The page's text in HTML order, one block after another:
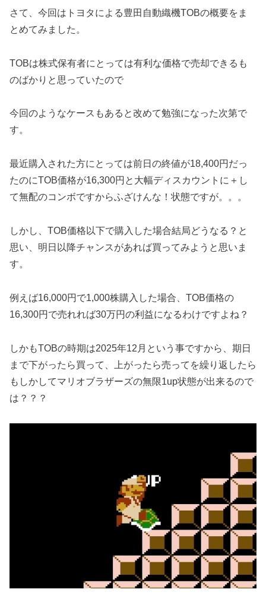
さて、今回はトヨタによる豊田自動織機TOBの概要をま
とめてみました。
TOBは株式保有者にとっては有利な価格で売却できるも
のばかりと思っていたので
今回のようなケースもあると改めて勉強になった次第で
す。
最近購入された方にとっては前日の終値が18,400円だっ
たのにTOB価格が16,300円と大幅ディスカウントに＋し
て無配のコンボですからふざけんな！状態ですが。。。
しかし、TOB価格以下で購入した場合結局どうなる？と
思い、明日以降チャンスがあれば買ってみようと思いま
す。
例えば16,000円で1,000株購入した場合、TOB価格の
16,300円で売れれば30万円の利益になるわけですよね？
しかもTOBの時期は2025年12月という事ですから、期日
まで下がったら買って、上がったら売ってを繰り返したら
もしかしてマリオブラザーズの無限1up状態が出来るので
は？？？